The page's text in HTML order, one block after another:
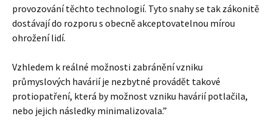
provozování těchto technologií. Tyto snahy se tak zákonitě
dostávají do rozporu s obecně akceptovatelnou mírou
ohrožení lidí.
Vzhledem k reálné možnosti zabránění vzniku
průmyslových havárií je nezbytné provádět takové
protiopatření, která by možnost vzniku havárií potlačila,
nebo jejich následky minimalizovala.”